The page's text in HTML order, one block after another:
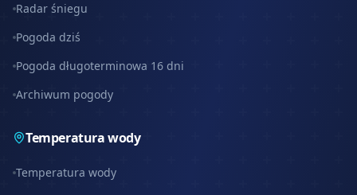
Radar śniegu
Pogoda dziś
Pogoda długoterminowa 16 dni
Archiwum pogody
Temperatura wody
Temperatura wody